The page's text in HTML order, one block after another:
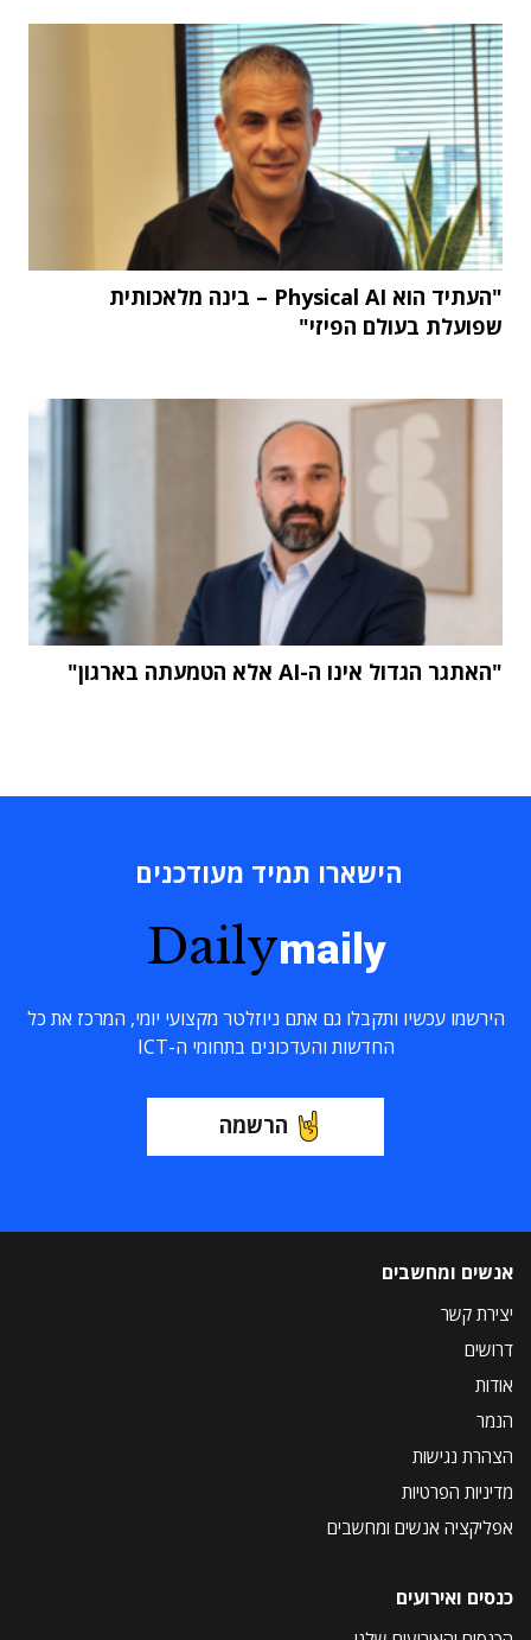
"העתיד הוא Physical AI – בינה מלאכותית
שפועלת בעולם הפיזי"
"האתגר הגדול אינו ה-AI אלא הטמעתה בארגון"
הישארו תמיד מעודכנים
Dailymaily
הירשמו עכשיו ותקבלו גם אתם ניוזלטר מקצועי יומי, המרכז את כל
החדשות והעדכונים בתחומי ה-ICT
הרשמה
אנשים ומחשבים
יצירת קשר
דרושים
אודות
הנמר
הצהרת נגישות
מדיניות הפרטיות
אפליקציה אנשים ומחשבים
כנסים ואירועים